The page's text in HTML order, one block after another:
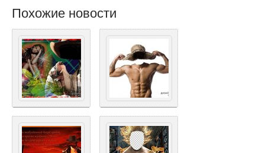
Похожие новости